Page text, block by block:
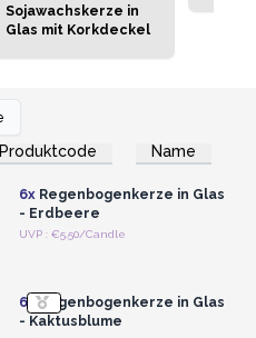
Sojawachskerze in
Glas mit Korkdeckel
Produktcode Name
Registrieren für
Großhandelspreise
6xRegenbogenkerze in Glas
- Erdbeere
UVP : €5.50/Candle
Anmelden oder
6x Regenbogenkerze in Glas
- Kaktusblume